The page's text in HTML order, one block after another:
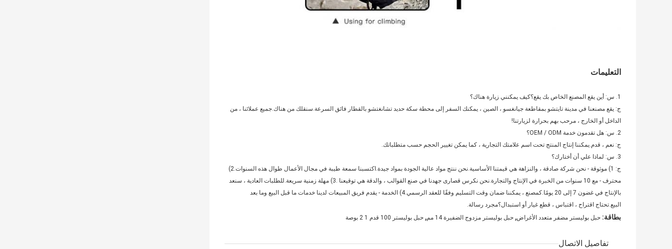
التعليمات
1. س: أين يقع المصنع الخاص بك يقع؟كيف يمكنني زيارة هناك؟
ج: يقع مصنعنا في مدينة تايتشو بمقاطعة جيانغسو ، الصين ، يمكنك السفر إلى محطة سكة حديد تشانغتشو بالقطار فائق السرعة.سنقلك من هناك.جميع عملائنا ، من
الداخل أو الخارج ، مرحب بهم بحرارة لزيارتنا!
2. س: هل تقدمون خدمة OEM / ODM؟
ج: نعم ، قدم.يمكننا إنتاج المنتج تحت اسم علامتك التجارية ، كما يمكن تغيير الحجم حسب متطلباتك.
3. س: لماذا علي أن أختارك؟
ج: 1) موثوقة - نحن شركة صادقة ، والنزاهة هي قيمتنا الأساسية.نحن ننتج مواد عالية الجودة بمواد جيدة.اكتسبنا سمعة طيبة في مجال الأعمال طوال هذه السنوات.2)
محترف - مع 10 سنوات من الخبرة في الإنتاج والتجارة.نحن نكرس قصارى جهدنا في صنع القوالب ، والدقة هي توقيعنا .3) مهلة زمنية سريعة.للطلبات العادية ، سنعد
بالإنتاج في غضون 7 إلى 20 يومًا.كمصنع ، يمكننا ضمان وقت التسليم وفقًا للعقد الرسمي.4) الخدمة - يقدم فريق المبيعات لدينا خدمات ما قبل البيع وما بعد
البيع.تحتاج اقتراح ، اقتباس ، قطع غيار أو استبدال؟مجرد رسالة.
بطاقة: حبل بوليستر مضفر متعدد الأغراض, حبل بوليستر مزدوج الضفيرة 14 مم , حبل بوليستر 100 قدم 1 2 بوصة
تفاصيل الاتصال